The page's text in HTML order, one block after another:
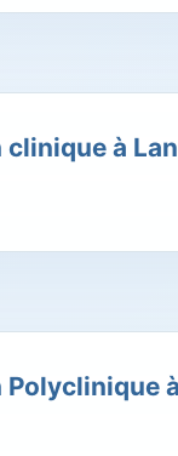
clinique à
Polyclinique